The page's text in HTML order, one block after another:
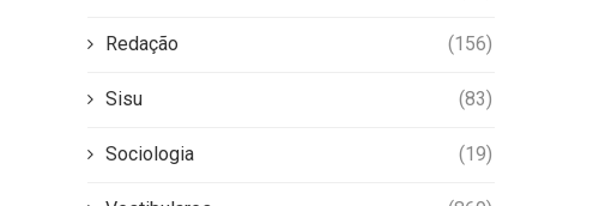
Redação (156)
Sisu (83)
Sociologia (19)